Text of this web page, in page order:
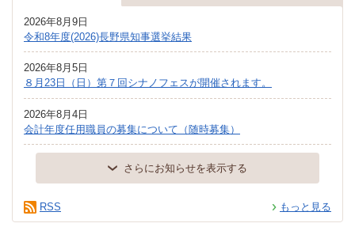
2026年8月9日
令和8年度(2026)長野県知事選挙結果
2026年8月5日
８月23日（日）第７回シナノフェスが開催されます。
2026年8月4日
会計年度任用職員の募集について（随時募集）
さらにお知らせを表示する
もっと見る
RSS